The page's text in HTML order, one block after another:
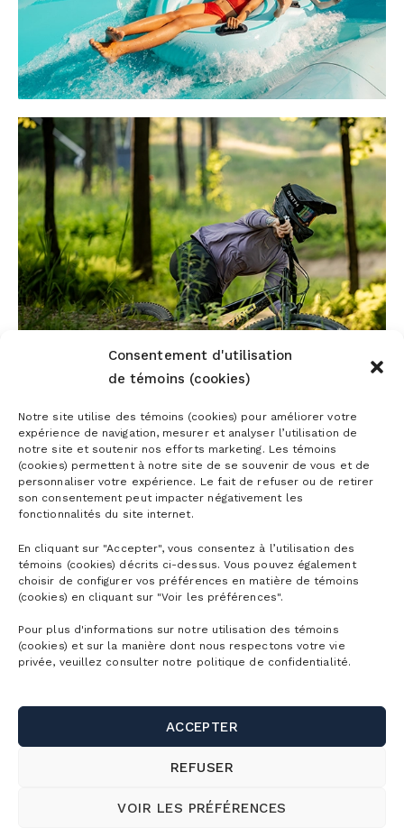
Consentement d'utilisation
de témoins (cookies)
Notre site utilise des témoins (cookies) pour améliorer votre
expérience de navigation, mesurer et analyser l’utilisation de
notre site et soutenir nos efforts marketing. Les témoins
(cookies) permettent à notre site de se souvenir de vous et de
personnaliser votre expérience. Le fait de refuser ou de retirer
son consentement peut impacter négativement les
fonctionnalités du site internet.
En cliquant sur "Accepter", vous consentez à l’utilisation des
témoins (cookies) décrits ci-dessus. Vous pouvez également
choisir de configurer vos préférences en matière de témoins
(cookies) en cliquant sur "Voir les préférences".
Pour plus d'informations sur notre utilisation des témoins
(cookies) et sur la manière dont nous respectons votre vie
privée, veuillez consulter notre politique de confidentialité.
ACCEPTER
REFUSER
VOIR LES PRÉFÉRENCES